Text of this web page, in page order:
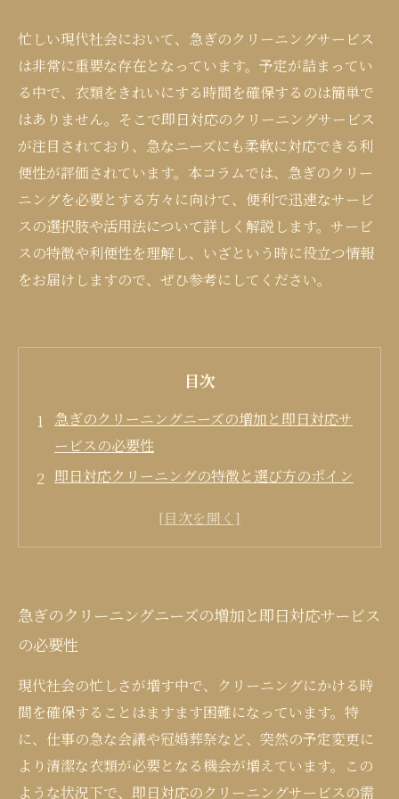
忙しい現代社会において、急ぎのクリーニングサービス
は非常に重要な存在となっています。予定が詰まってい
る中で、衣類をきれいにする時間を確保するのは簡単で
はありません。そこで即日対応のクリーニングサービス
が注目されており、急なニーズにも柔軟に対応できる利
便性が評価されています。本コラムでは、急ぎのクリー
ニングを必要とする方々に向けて、便利で迅速なサービ
スの選択肢や活用法について詳しく解説します。サービ
スの特徴や利便性を理解し、いざという時に役立つ情報
をお届けしますので、ぜひ参考にしてください。
目次
急ぎのクリーニングニーズの増加と即日対応サ
ービスの必要性
即日対応クリーニングの特徴と選び方のポイン
スの進化
急ぎの時に頼れる即日クリーニングサービスの
未来展望
急ぎのクリーニングニーズの増加と即日対応サービス
の必要性
現代社会の忙しさが増す中で、クリーニングにかける時
間を確保することはますます困難になっています。特
に、仕事の急な会議や冠婚葬祭など、突然の予定変更に
より清潔な衣類が必要となる機会が増えています。この
ような状況下で、即日対応のクリーニングサービスの需